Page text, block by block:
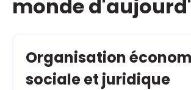
monde
Organisation
sociale et juridique